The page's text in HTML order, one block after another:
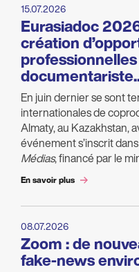
15.07.2026
Eurasiadoc
création
En juin dernier se sont
internationales de
Almaty, au Kazakhstan,
événement s’inscrit
Médias, financé par le
En savoir plus
08.07.2026
Zoom : de
fake-news